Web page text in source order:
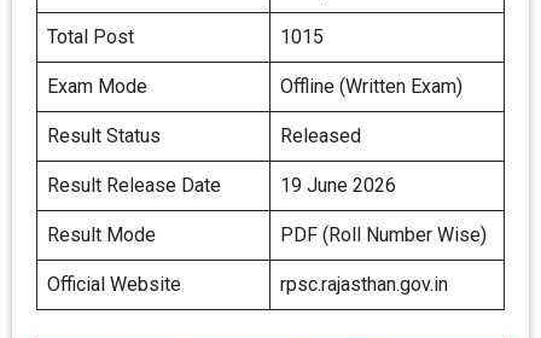
Total Post 1015
Exam Mode Offline (Written Exam)
Result Status Released
Result Release Date 19 June 2026
Result Mode PDF (Roll Number Wise)
Official Website rpsc.rajasthan.gov.in